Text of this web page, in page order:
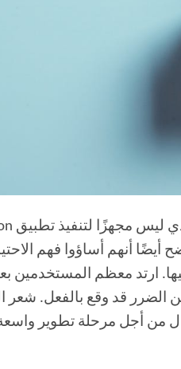
أنهم أساؤوا فهم
ارتد معظم المستخدمين بعد
الضرر قد وقع بالفعل.
من أجل مرحلة تطوير